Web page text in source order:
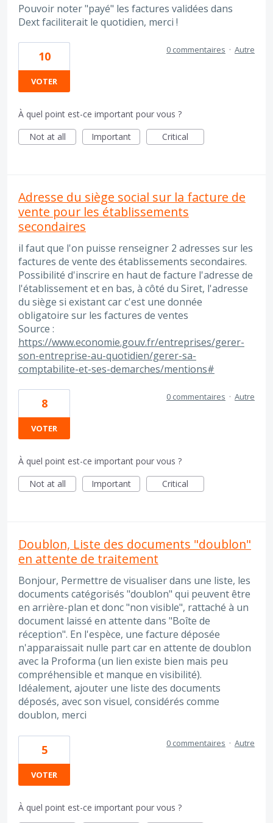
Pouvoir noter "payé" les factures validées dans
Dext faciliterait le quotidien, merci !
10
VOTER
0 commentaires · Autre
À quel point est-ce important pour vous ?
Not at all
Important Critical
Adresse du siège social sur la facture de
vente pour les établissements
secondaires
il faut que l'on puisse renseigner 2 adresses sur les
factures de vente des établissements secondaires.
Possibilité d'inscrire en haut de facture l'adresse de
l'établissement et en bas, à côté du Siret, l'adresse
du siège si existant car c'est une donnée
obligatoire sur les factures de ventes
Source :
https://www.economie.gouv.fr/entreprises/gerer-
son-entreprise-au-quotidien/gerer-sa-
comptabilite-et-ses-demarches/mentions#
8
VOTER
0 commentaires · Autre
À quel point est-ce important pour vous ?
Not at all
Important Critical
Doublon, Liste des documents "doublon"
en attente de traitement
Bonjour, Permettre de visualiser dans une liste, les
documents catégorisés "doublon" qui peuvent être
en arrière-plan et donc "non visible", rattaché à un
document laissé en attente dans "Boîte de
réception". En l'espèce, une facture déposée
n'apparaissait nulle part car en attente de doublon
avec la Proforma (un lien existe bien mais peu
compréhensible et manque en visibilité).
Idéalement, ajouter une liste des documents
déposés, avec son visuel, considérés comme
doublon, merci
5
VOTER
0 commentaires · Autre
À quel point est-ce important pour vous ?